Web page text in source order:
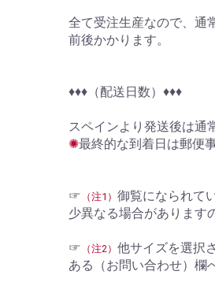
全て受注生産なので、通
前後かかります。
♦︎♦︎♦︎（配送日数）♦︎♦︎♦︎
スペインより発送後は通
✺最終的な到着日は郵便
☞ （注1） 御覧になられて
少異なる場合があります
☞ （注2） 他サイズを選択
ある（お問い合わせ）欄